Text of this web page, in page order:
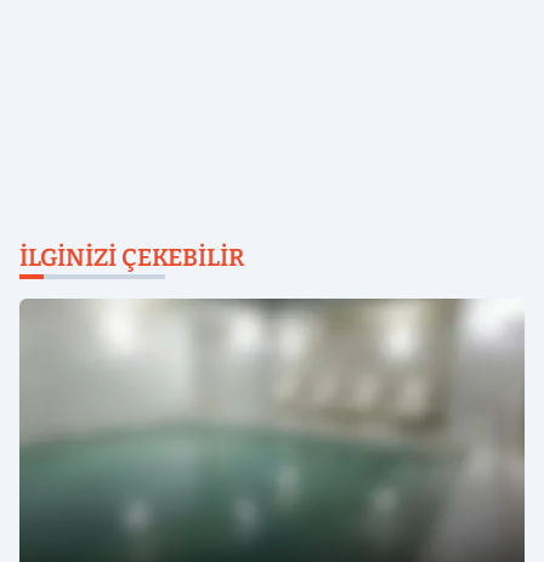
İLGINIZI ÇEKEBILIR